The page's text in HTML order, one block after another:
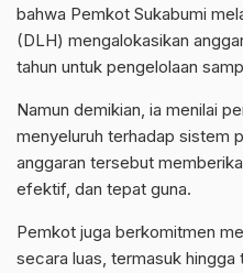
bahwa Pemkot Sukabumi
(DLH) mengalokasikan
tahun untuk pengelolaan
Namun demikian, ia menilai
menyeluruh terhadap sistem
anggaran tersebut
efektif, dan tepat guna.
Pemkot juga berkomitmen
secara luas, termasuk hingga